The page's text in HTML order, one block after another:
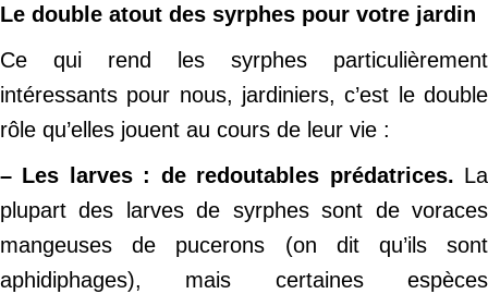
Le double atout des syrphes pour votre jardin
Ce qui rend les syrphes particulièrement
intéressants pour nous, jardiniers, c’est le double
rôle qu’elles jouent au cours de leur vie :
– Les larves : de redoutables prédatrices. La
plupart des larves de syrphes sont de voraces
mangeuses de pucerons (on dit qu’ils sont
aphidiphages), mais certaines espèces